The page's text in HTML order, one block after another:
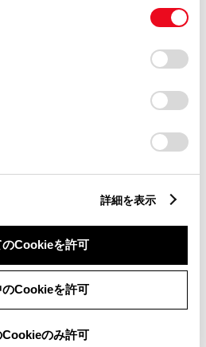
クッキー)が保存されることに同
クッキー)のオプトアウト、
たりするにあたっては、当社の
の取り扱いについて
」をご覧くだ
詳細を表示
のCookieを許可
のCookieを許可
Cookieのみ許可